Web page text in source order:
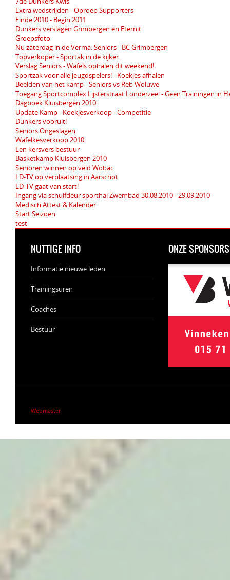
Extra wedstrijden - Oproep Supporters
Einde 2010 - Begin 2011
Dunkers verslagen Grimbergen en Eternit.
Groepsfoto
Nu zaterdag in de Verma: Seniors - BC Grimbergen
Topverkoper - Sportak in de kijker.
Verslag Seniors - Wafels ophalen dit weekend!
Sportzak voor alle jeugdspelers! - Koekjes afhalen
Beelden van het kamp - Seniors vs Reb Woluwe
Toegang Sportcomplex Lijsterstraat Londerzeel - Geen Trainingen in
Dagboek Kluisbergen 2010
Update Kamp - Koekjesverkoop - Competitie
Dunkers vooruit!
Seniors Ongeslagen
Wafelkesverkoop 2010
Een kersvers bestuur
Basketkamp Kluisbergen 2010
Senioren winnen op veld Wobac
LD-TV op verplaatsing in Aarschot
LD-TV gaat van start!
Ingang via schuifdeur sporthal Zwembad 30.08.2010 - 29.09.2010
Medisch Attest & Kalender
Start Seizoen
test
NUTTIGE INFO
Informatie nieuwe leden
Trainingsuren
Coaches
Bestuur
ONZE SPONSORS
Webmaster